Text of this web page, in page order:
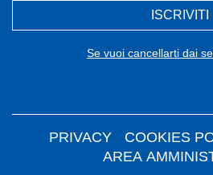
ISCRIVITI
Se vuoi cancellarti dai
PRIVACY COOKIES
AREA